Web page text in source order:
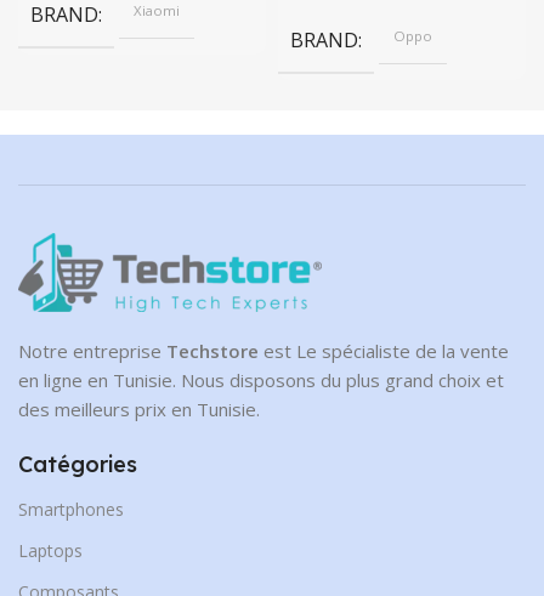
BRAND Xiaomi
BRAND Oppo
Notre entreprise Techstore est Le spécialiste de la vente
en ligne en Tunisie. Nous disposons du plus grand choix et
des meilleurs prix en Tunisie.
Catégories
Smartphones
Laptops